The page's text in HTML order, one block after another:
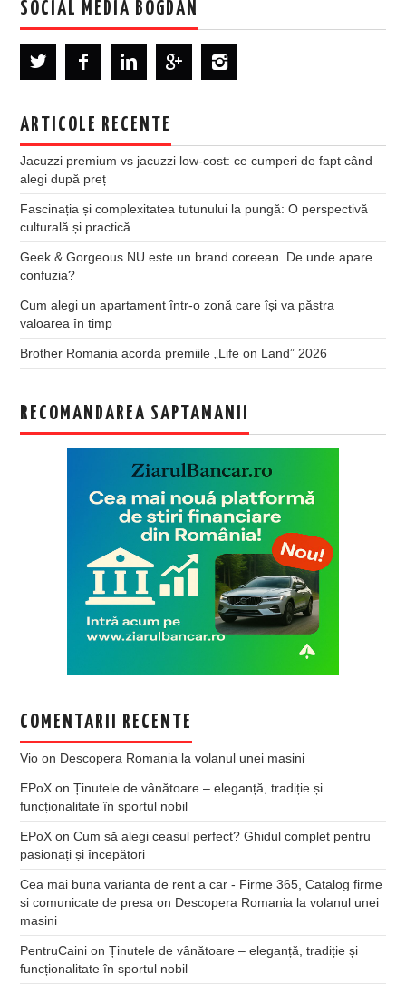
SOCIAL MEDIA BOGDAN
ARTICOLE RECENTE
Jacuzzi premium vs jacuzzi low-cost: ce cumperi de fapt când
alegi după preț
Fascinația și complexitatea tutunului la pungă: O perspectivă
culturală și practică
Geek & Gorgeous NU este un brand coreean. De unde apare
confuzia?
Cum alegi un apartament într-o zonă care își va păstra
valoarea în timp
Brother Romania acorda premiile „Life on Land” 2026
RECOMANDAREA SAPTAMANII
COMENTARII RECENTE
Vio on Descopera Romania la volanul unei masini
EPoX onȚinutele de vânătoare – eleganță, tradiție și
funcționalitate în sportul nobil
EPoX onCum să alegi ceasul perfect? Ghidul complet pentru
pasionați și începători
Cea mai buna varianta de rent a car - Firme 365, Catalog firme
si comunicate de presa on Descopera Romania la volanul unei
masini
PentruCaini onȚinutele de vânătoare – eleganță, tradiție și
funcționalitate în sportul nobil